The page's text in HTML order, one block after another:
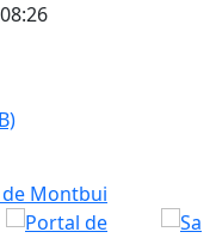
Montbui